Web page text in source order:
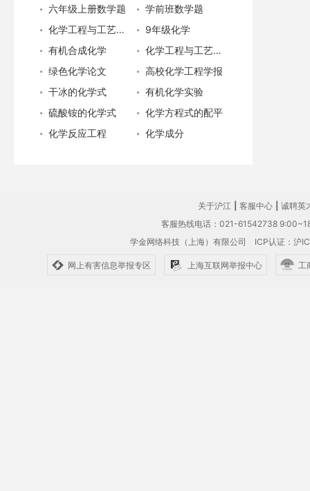
六年级上册数学题
学前班数学题
化学工程与工艺专业就业
9年级化学
有机合成化学
化学工程与工艺专业
绿色化学论文
高校化学工程学报
干冰的化学式
有机化学实验
硫酸铵的化学式
化学方程式的配平
化学反应工程
化学成分
关于沪江 客服中心
诚聘英
客服热线电话：021-61542738
学金网络科技（上海）有限公司 ICP认证：沪
网上有害信息举报专区 上海互联网举报中心 工